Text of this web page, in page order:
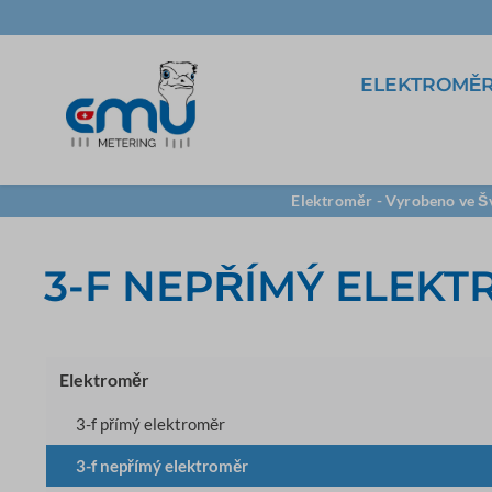
3-f přímý elektroměr
5A Trafo měřící
VCT32
Software
Elektroměr - Vyrobeno ve
3-F NEPŘÍMÝ
Elektroměr
3-f přímý elektroměr
3-f nepřímý elektroměr